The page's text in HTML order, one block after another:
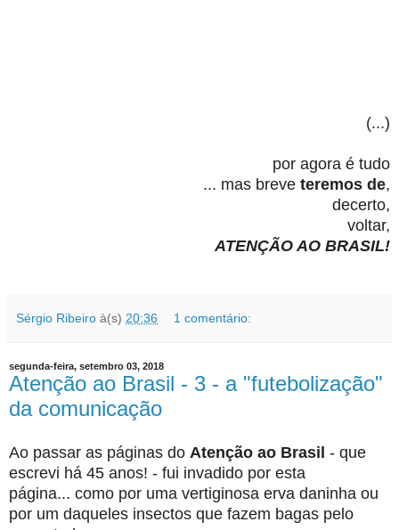
(...)
por agora é tudo
... mas breve teremos de,
decerto,
voltar,
ATENÇÃO AO BRASIL!
Sérgio Ribeiro à(s) 20:36 1 comentário:
segunda-feira, setembro 03, 2018
Atenção ao Brasil - 3 - a "futebolização"
da comunicação
Ao passar as páginas do Atenção ao Brasil - que
escrevi há 45 anos! - fui invadido por esta
página... como por uma vertiginosa erva daninha ou
por um daqueles insectos que fazem bagas pelo